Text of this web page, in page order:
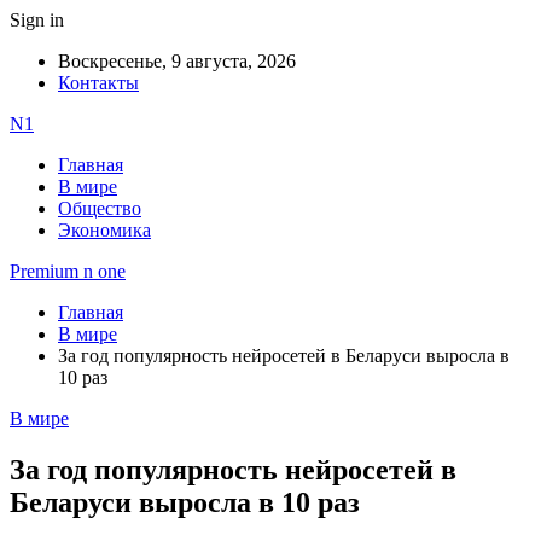
Sign in
Воскресенье, 9 августа, 2026
Контакты
N1
Главная
В мире
Общество
Экономика
Premium n one
Главная
В мире
За год популярность нейросетей в Беларуси выросла в
10 раз
В мире
За год популярность нейросетей в
Беларуси выросла в 10 раз